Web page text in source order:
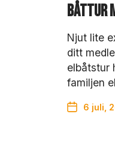
Båttur
Njut lite
ditt
elbåtstur
familjen
6 juli,